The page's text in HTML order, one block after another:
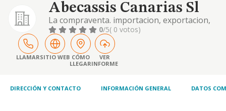
Abecassis Canarias Sl
La compraventa. importacion, exportacion,
distribucion, representacion, impresion
edicion y encuadernacion de todo tipo de
libros, revistas, grabados, fotograbados.
0/5( 0 votos)
LLAMARSITIO WEB CÓMO
LLEGAR
VER
INFORME
DIRECCIÓN Y CONTACTO INFORMACIÓN GENERAL DATOS